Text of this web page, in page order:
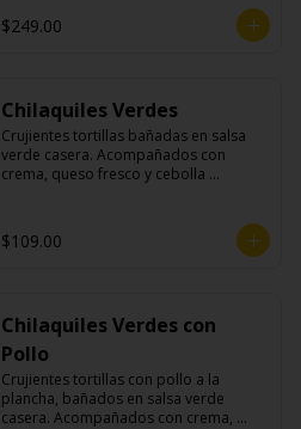
$249.00
Chilaquiles Verdes
Crujientes tortillas bañadas en salsa
verde casera. Acompañados con
crema, queso fresco y cebolla
$109.00
Chilaquiles Verdes con
Pollo
Crujientes tortillas con pollo a la
plancha, bañados en salsa verde
casera. Acompañados con crema,